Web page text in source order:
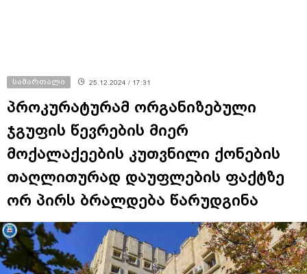
სამართალი 25.12.2024 / 17:31
პროკურატურამ ორგანიზებული
ჯგუფის წევრების მიერ
მოქალაქეების კუთვნილი ქონების
თაღლითურად დაუფლების ფაქტზე
ორ პირს ბრალდება წარუდგინა